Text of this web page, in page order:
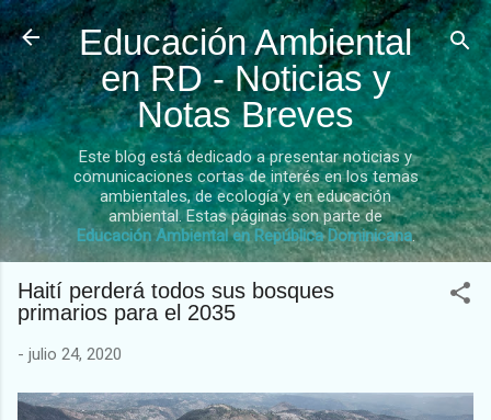
Ir al contenido principal
Educación Ambiental
en RD - Noticias y
Notas Breves
Este blog está dedicado a presentar noticias y
comunicaciones cortas de interés en los temas
ambientales, de ecología y en educación
ambiental. Estas páginas son parte de
Educación Ambiental en República Dominicana.
Haití perderá todos sus bosques
primarios para el 2035
- julio 24, 2020